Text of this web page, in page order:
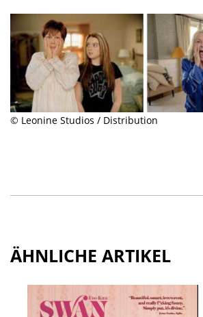
© Leonine Studios / Distribution
ÄHNLICHE ARTIKEL